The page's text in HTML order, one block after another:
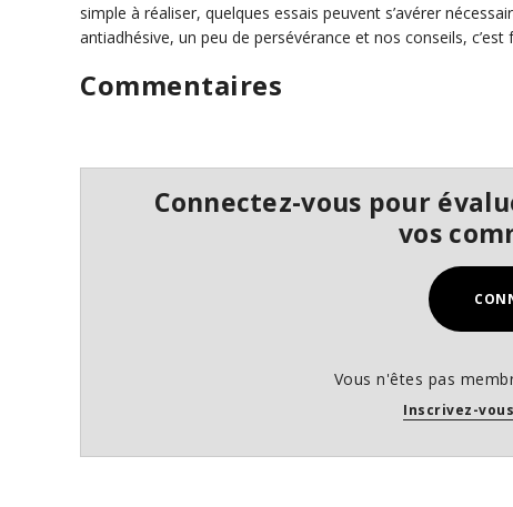
c
o
d
s
simple à réaliser, quelques essais peuvent s’avérer
antiadhésive, un peu de persévérance et nos conseils, c’est
Commentaires
Connectez-vous pour
vos
Vous n'êtes pas
Inscrivez-